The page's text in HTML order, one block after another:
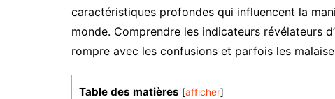
caractéristiques profondes qui influencent la
monde. Comprendre les indicateurs révélateurs
rompre avec les confusions et parfois les
Table des matières [afficher]